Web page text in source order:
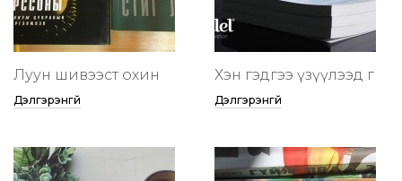
Луун шивээст охин
Дэлгэрэнгүй
Хэн гэдгээ үзүүлээд өг
Дэлгэрэнгүй